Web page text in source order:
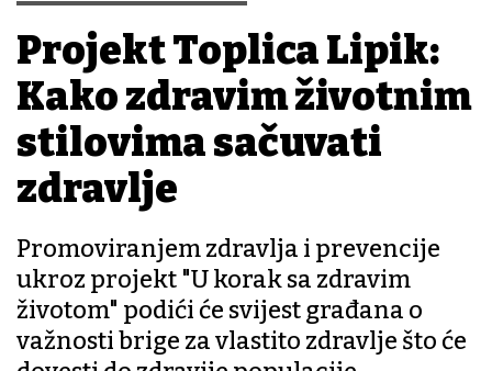
Projekt Toplica Lipik:
Kako zdravim životnim
stilovima sačuvati
zdravlje
Promoviranjem zdravlja i prevencije
ukroz projekt "U korak sa zdravim
životom" podići će svijest građana o
važnosti brige za vlastito zdravlje što će